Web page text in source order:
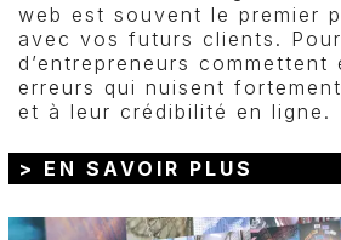
web est souvent le premier
avec vos futurs clients.
d’entrepreneurs commettent
erreurs qui nuisent
et à leur crédibilité en ligne.
> EN SAVOIR PLUS